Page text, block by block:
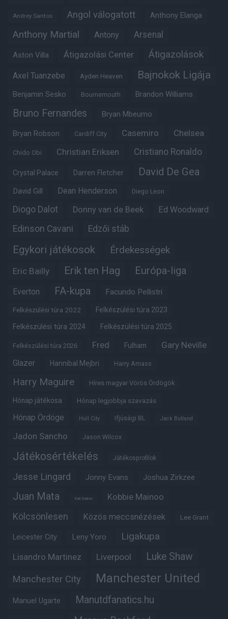
Andrey Santos Angol válogatott Anthony Elanga
Anthony Martial Antony Arsenal
Aston Villa Átigazolási Center Átigazolások
Axel Tuanzebe Ayden Heaven Bajnokok Ligája
Benjamin Sesko Bournemouth Brandon Williams
Bruno Fernandes Bryan Mbeumo
Bryan Robson Cardiff City Casemiro Chelsea
Chido Obi Christian Eriksen Cristiano Ronaldo
Crystal Palace Darren Fletcher David De Gea
David Gill Dean Henderson Diego Leon
Diogo Dalot Donny van de Beek Ed Woodward
Edinson Cavani Edzői stáb
Egykori játékosok Érdekességek
Eric Bailly Erik ten Hag Európa-liga
Everton FA-kupa Facundo Pellistri
Felkészülési túra 2022 Felkészülési túra 2023
Felkészülési túra 2024 Felkészülési túra 2025
Felkészülési túra 2026 Fred Fulham Gary Neville
Glazer Hannibal Mejbri Harry Amass
Harry Maguire Híres magyar Vörös Ördögök
Hónap játékosa Hónap legjobbja szavazás
Hónap Ördöge Hull City Ifjúsági BL Jack Butland
Jadon Sancho Jason Wilcox
Játékosértékelés Játékosprofilok
Jesse Lingard Jonny Evans Joshua Zirkzee
Juan Mata Karl Darlow Kobbie Mainoo
Kölcsönlesen Közös meccsnézések Lee Grant
Leicester City Leny Yoro Ligakupa
Lisandro Martinez Liverpool Luke Shaw
Manchester City Manchester United
Manuel Ugarte Manutdfanatics.hu